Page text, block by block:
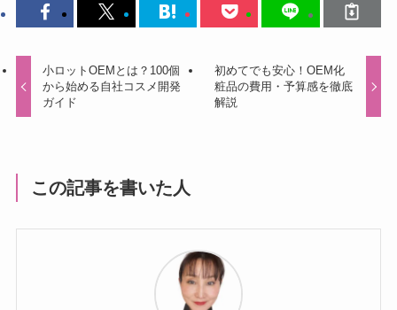
小ロットOEMとは？100個
から始める自社コスメ開発
ガイド
初めてでも安心！OEM化
粧品の費用・予算感を徹底
解説
この記事を書いた人